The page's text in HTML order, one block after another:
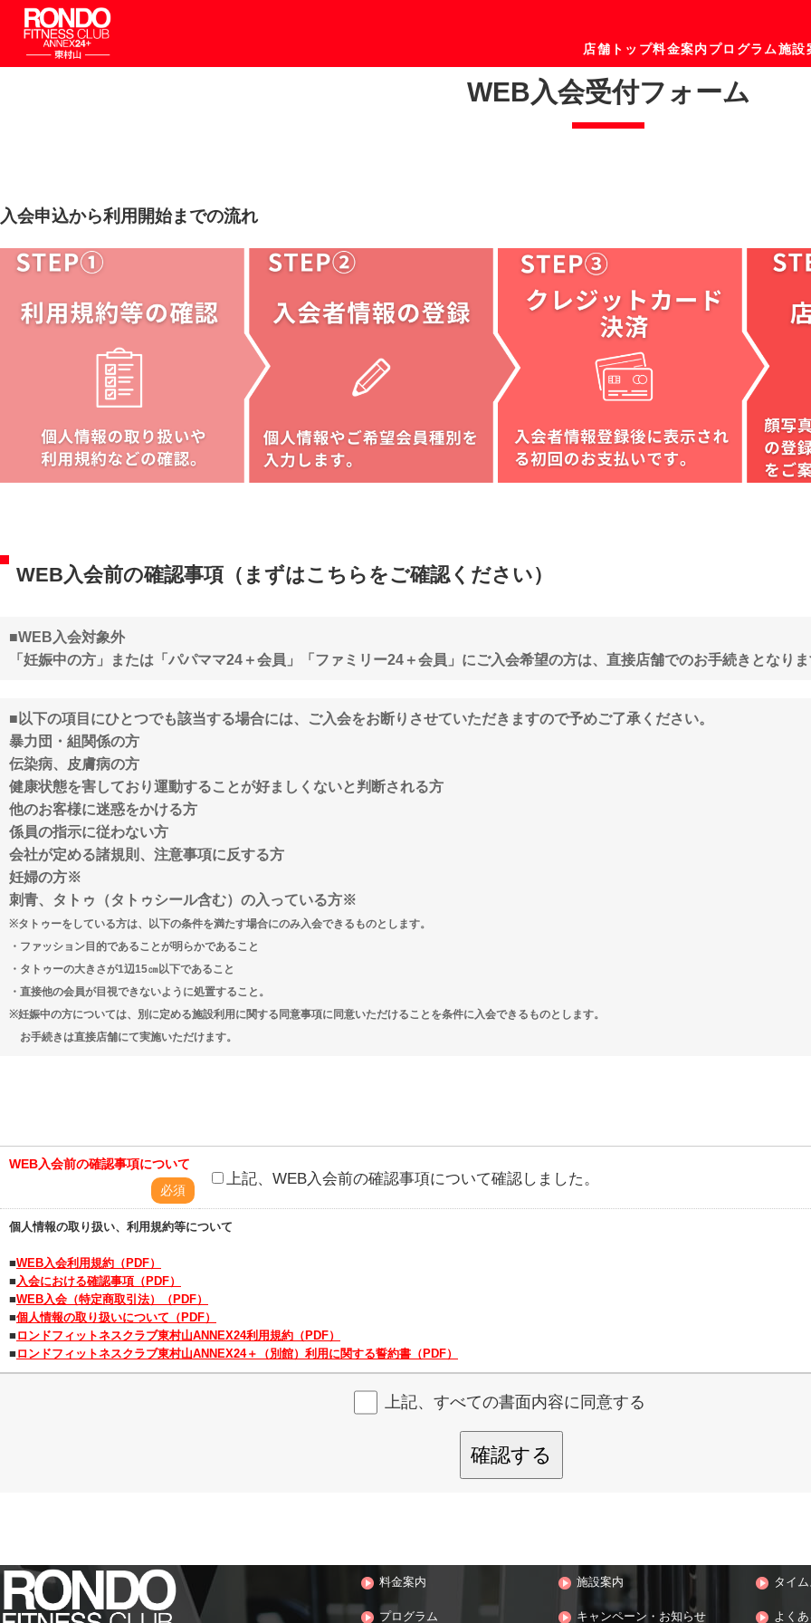
店舗トップ料金案内プログラム施設
WEB入会受付フォーム
入会申込から利用開始までの流れ
WEB入会前の確認事項（まずはこちらをご確認ください）
■WEB入会対象外
「妊娠中の方」または「パパママ24＋会員」「ファミリー24＋会員」にご入会希望の方は、直接店舗でのお手続きとなり
■以下の項目にひとつでも該当する場合には、ご入会をお断りさせていただきますので予めご了承ください。
暴力団・組関係の方
伝染病、皮膚病の方
健康状態を害しており運動することが好ましくないと判断される方
他のお客様に迷惑をかける方
係員の指示に従わない方
会社が定める諸規則、注意事項に反する方
妊婦の方※
刺青、タトゥ（タトゥシール含む）の入っている方※
※タトゥーをしている方は、以下の条件を満たす場合にのみ入会できるものとします。
・ファッション目的であることが明らかであること
・タトゥーの大きさが1辺15㎝以下であること
・直接他の会員が目視できないように処置すること。
※妊娠中の方については、別に定める施設利用に関する同意事項に同意いただけることを条件に入会できるものとします。
お手続きは直接店舗にて実施いただけます。
WEB入会前の確認事項について
必須
上記、WEB入会前の確認事項について確認しました。
個人情報の取り扱い、利用規約等について
■WEB入会利用規約（PDF）
■入会における確認事項（PDF）
■WEB入会（特定商取引法）（PDF）
■個人情報の取り扱いについて（PDF）
■ ロンドフィットネスクラブ東村山ANNEX24利用規約（PDF）
■ ロンドフィットネスクラブ東村山ANNEX24＋（別館）利用に関する誓約書（PDF）
上記、すべての書面内容に同意する
確認する
料金案内 施設案内 タイ
プログラム キャンペーン・お知らせ よく